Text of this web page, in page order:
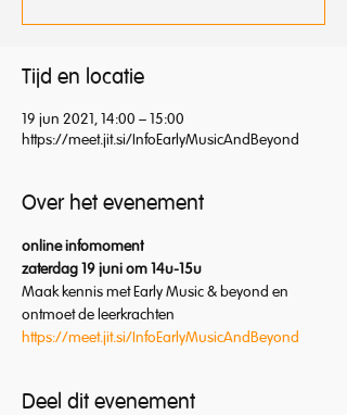
Tijd en locatie
19 jun 2021, 14:00 – 15:00
https://meet.jit.si/InfoEarlyMusicAndBeyond
Over het evenement
online infomoment
zaterdag 19 juni om 14u-15u
Maak kennis met Early Music & beyond en
ontmoet de leerkrachten
https://meet.jit.si/InfoEarlyMusicAndBeyond
Deel dit evenement